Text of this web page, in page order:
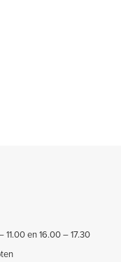
11.00 en 16.00 – 17.30